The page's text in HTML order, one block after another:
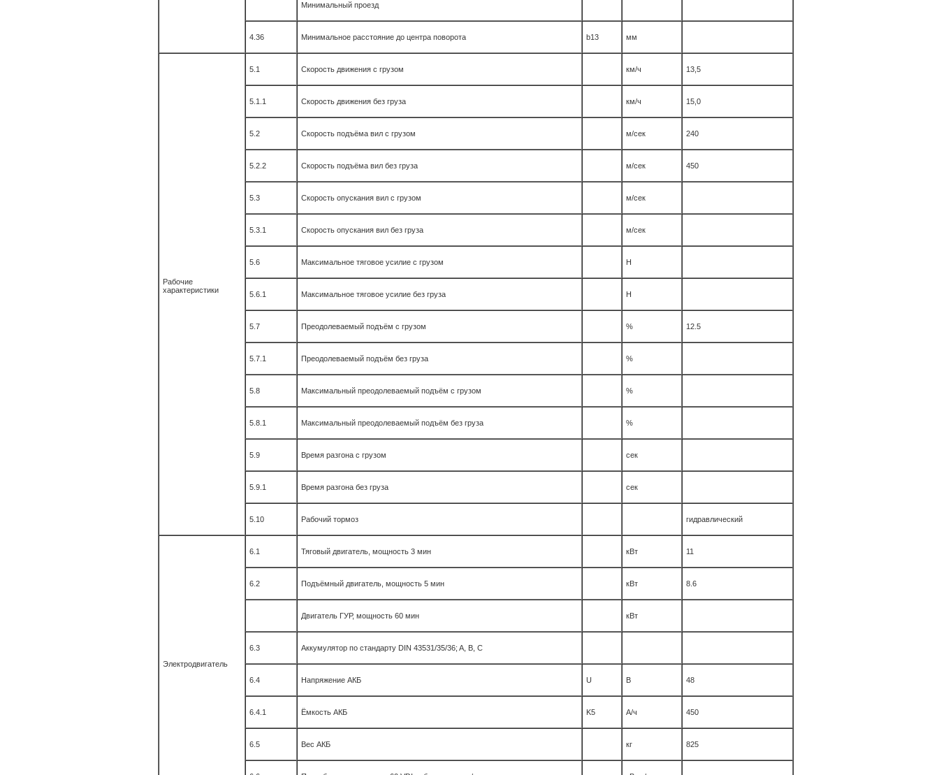
Минимальный проезд
4.36 Минимальное расстояние до центра поворота b13 мм
Рабочие
характеристики
5.1 Скорость движения с грузом км/ч 13,5
5.1.1 Скорость движения без груза км/ч 15,0
5.2 Скорость подъёма вил с грузом м/сек 240
5.2.2 Скорость подъёма вил без груза м/сек 450
5.3 Скорость опускания вил с грузом м/сек
5.3.1 Скорость опускания вил без груза м/сек
5.6 Максимальное тяговое усилие с грузом Н
5.6.1 Максимальное тяговое усилие без груза Н
5.7 Преодолеваемый подъём с грузом % 12.5
5.7.1 Преодолеваемый подъём без груза %
5.8 Максимальный преодолеваемый подъём с грузом %
5.8.1 Максимальный преодолеваемый подъём без груза %
5.9 Время разгона с грузом сек
5.9.1 Время разгона без груза сек
5.10 Рабочий тормоз гидравлический
Электродвигатель
6.1 Тяговый двигатель, мощность 3 мин кВт 11
6.2 Подъёмный двигатель, мощность 5 мин кВт 8.6
Двигатель ГУР, мощность 60 мин кВт
6.3 Аккумулятор по стандарту DIN 43531/35/36; A, B, C
6.4 Напряжение АКБ U В 48
6.4.1 Ёмкость АКБ K5 А/ч 450
6.5 Вес АКБ кг 825